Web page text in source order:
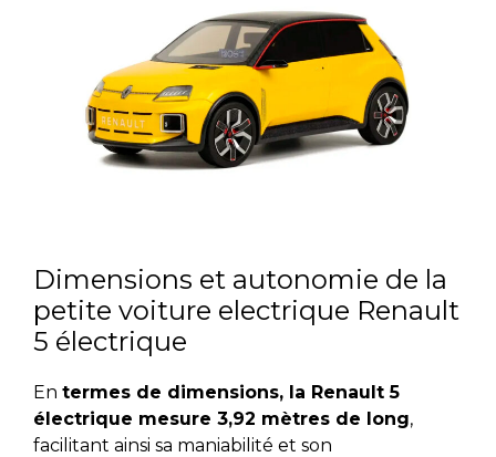
Dimensions et autonomie de la
petite voiture electrique Renault
5 électrique
En termes de dimensions, la Renault 5
électrique mesure 3,92 mètres de long,
facilitant ainsi sa maniabilité et son